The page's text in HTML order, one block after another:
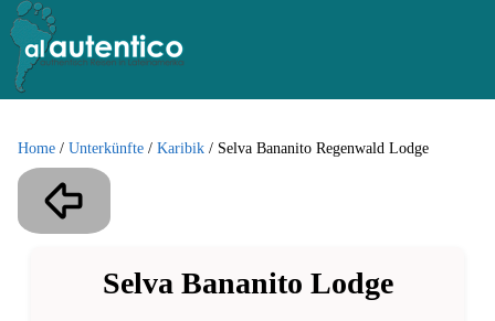
Home / Unterkünfte / Karibik / Selva Bananito Regenwald Lodge
Selva Bananito Lodge